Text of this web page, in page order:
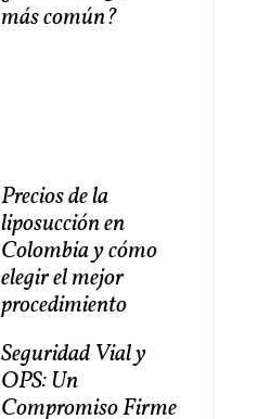
más común?
Precios de la
liposucción en
Colombia y cómo
elegir el mejor
procedimiento
Seguridad Vial y
OPS: Un
Compromiso Firme